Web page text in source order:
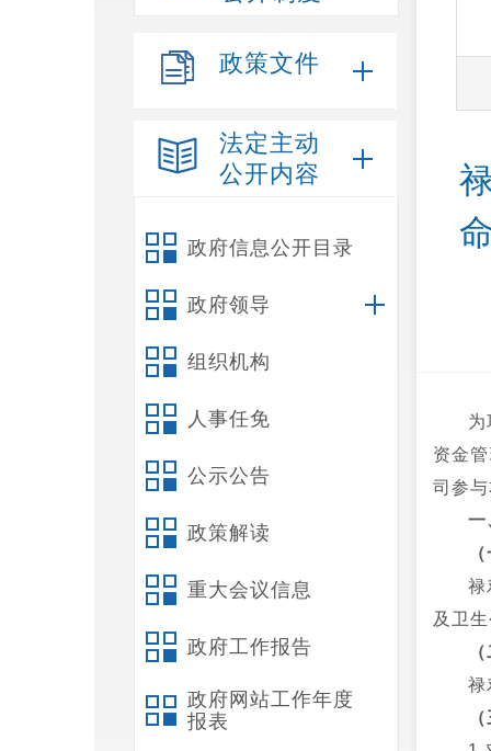
政策文件
法定主动
公开内容
政府信息公开目录
政府领导
组织机构
人事任免
公示公告
政策解读
重大会议信息
政府工作报告
政府网站工作年度
报表
资金
司参
一
禄
及卫
禄